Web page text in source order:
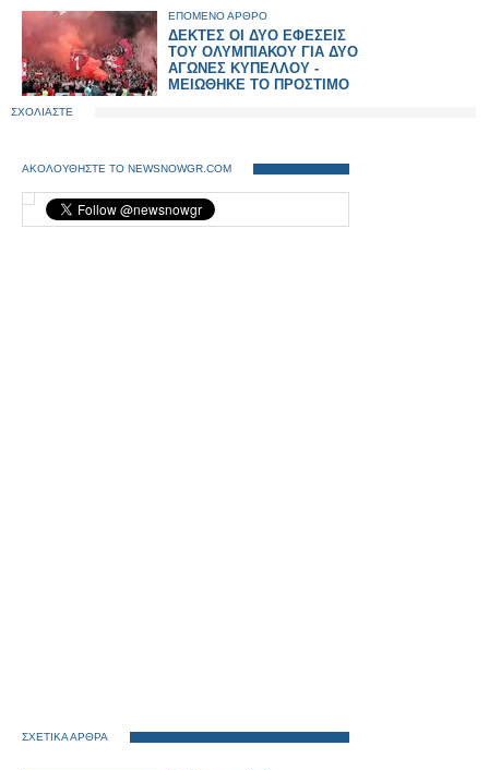
ΕΠΟΜΕΝΟ ΑΡΘΡΟ
ΔΕΚΤΕΣ ΟΙ ΔΥΟ ΕΦΕΣΕΙΣ
ΤΟΥ ΟΛΥΜΠΙΑΚΟΥ ΓΙΑ ΔΥΟ
ΑΓΩΝΕΣ ΚΥΠΕΛΛΟΥ -
ΜΕΙΩΘΗΚΕ ΤΟ ΠΡΟΣΤΙΜΟ
ΣΧΟΛΙΑΣΤΕ
ΑΚΟΛΟΥΘΗΣΤΕ ΤΟ NEWSNOWGR.COM
ΣΧΕΤΙΚΑ ΑΡΘΡΑ